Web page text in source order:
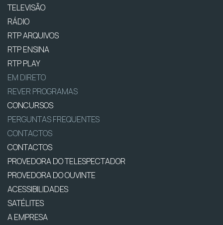
TELEVISÃO
RÁDIO
RTP ARQUIVOS
RTP ENSINA
RTP PLAY
EM DIRETO
REVER PROGRAMAS
CONCURSOS
PERGUNTAS FREQUENTES
CONTACTOS
CONTACTOS
PROVEDORA DO TELESPECTADOR
PROVEDORA DO OUVINTE
ACESSIBILIDADES
SATÉLITES
A EMPRESA